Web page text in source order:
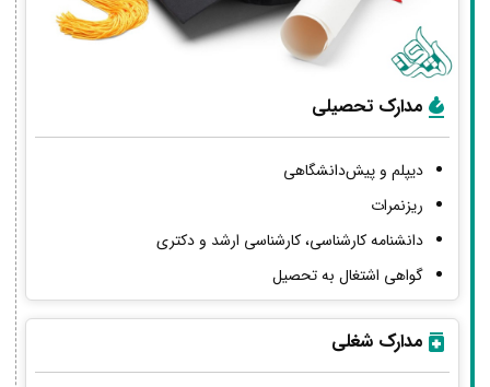
مدارک تحصیلی
دیپلم و پیش‌دانشگاهی
ریزنمرات
دانشنامه کارشناسی، کارشناسی ارشد و دکتری
گواهی اشتغال به تحصیل
مدارک شغلی